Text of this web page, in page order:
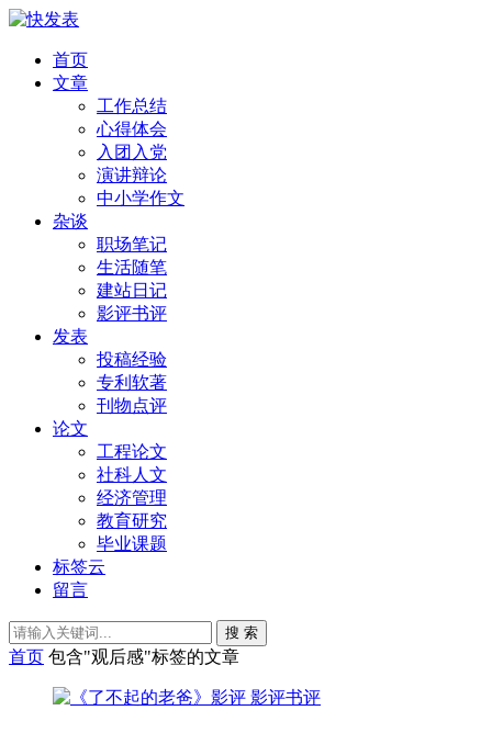
首页
文章
工作总结
心得体会
入团入党
演讲辩论
中小学作文
杂谈
职场笔记
生活随笔
建站日记
影评书评
发表
投稿经验
专利软著
刊物点评
论文
工程论文
社科人文
经济管理
教育研究
毕业课题
标签云
留言
搜 索
首页 包含"观后感"标签的文章
影评书评